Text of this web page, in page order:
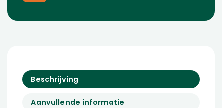
Beschrijving
Aanvullende informatie